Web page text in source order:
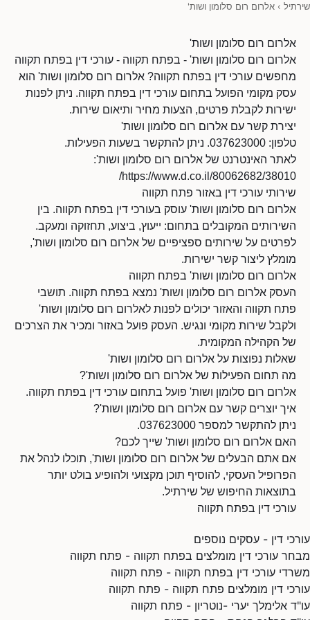
שירתיל › אלרום רום סלומון ושות'
אלרום רום סלומון ושות'
אלרום רום סלומון ושות' - בפתח תקווה - עורכי דין בפתח תקווה
מחפשים עורכי דין בפתח תקווה? אלרום רום סלומון ושות' הוא
עסק מקומי הפועל בתחום עורכי דין בפתח תקווה. ניתן לפנות
ישירות לקבלת פרטים, הצעות מחיר ותיאום שירות.
יצירת קשר עם אלרום רום סלומון ושות'
טלפון: 037623000. ניתן להתקשר בשעות הפעילות.
לאתר האינטרנט של אלרום רום סלומון ושות':
https://www.d.co.il/80062682/38010/
שירותי עורכי דין באזור פתח תקווה
אלרום רום סלומון ושות' עוסק בעורכי דין בפתח תקווה. בין
השירותים המקובלים בתחום: ייעוץ, ביצוע, תחזוקה ומעקב.
לפרטים על שירותים ספציפיים של אלרום רום סלומון ושות',
מומלץ ליצור קשר ישירות.
אלרום רום סלומון ושות' בפתח תקווה
העסק אלרום רום סלומון ושות' נמצא בפתח תקווה. תושבי
פתח תקווה והאזור יכולים לפנות לאלרום רום סלומון ושות'
ולקבל שירות מקומי ונגיש. העסק פועל באזור ומכיר את הצרכים
של הקהילה המקומית.
שאלות נפוצות על אלרום רום סלומון ושות'
מה תחום הפעילות של אלרום רום סלומון ושות'?
אלרום רום סלומון ושות' פועל בתחום עורכי דין בפתח תקווה.
איך יוצרים קשר עם אלרום רום סלומון ושות'?
ניתן להתקשר למספר 037623000.
האם אלרום רום סלומון ושות' שייך לכם?
אם אתם הבעלים של אלרום רום סלומון ושות', תוכלו לנהל את
הפרופיל העסקי, להוסיף תוכן מקצועי ולהופיע בולט יותר
בתוצאות החיפוש של שירתיל.
עורכי דין בפתח תקווה
עורכי דין - עסקים נוספים
מבחר עורכי דין מומלצים בפתח תקווה - פתח תקווה
משרדי עורכי דין בפתח תקווה - פתח תקווה
עורכי דין מומלצים פתח תקווה - פתח תקווה
עו"ד אלימלך יערי -נוטריון - פתח תקווה